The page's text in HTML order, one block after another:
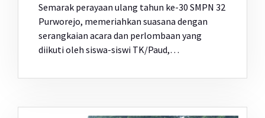
Semarak perayaan ulang tahun ke-30 SMPN 32
Purworejo, memeriahkan suasana dengan
serangkaian acara dan perlombaan yang
diikuti oleh siswa-siswi TK/Paud,…